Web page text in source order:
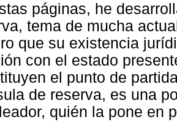
páginas, he
tema de mucha
que su existencia
con el estado
el punto de
de reserva, es una
quién la pone en